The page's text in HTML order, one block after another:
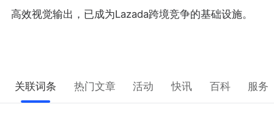
高效视觉输出，已成为Lazada跨境竞争的基础设施。
关联词条 热门文章 活动 快讯 百科 服务